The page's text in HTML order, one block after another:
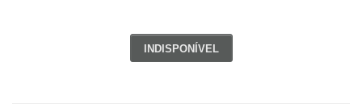
INDISPONÍVEL